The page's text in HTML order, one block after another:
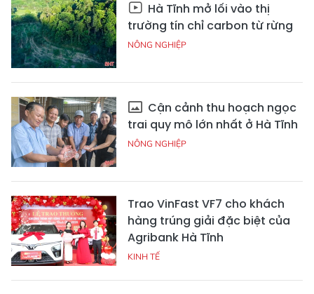
Hà Tĩnh mở lối vào thị
trường tín chỉ carbon từ rừng
NÔNG NGHIỆP
Cận cảnh thu hoạch ngọc
trai quy mô lớn nhất ở Hà Tĩnh
NÔNG NGHIỆP
Trao VinFast VF7 cho khách
hàng trúng giải đặc biệt của
Agribank Hà Tĩnh
KINH TẾ